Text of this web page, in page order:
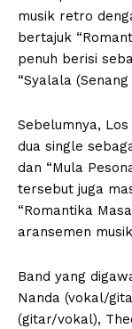
musik retro
bertajuk
penuh berisi
“Syalala
Sebelumnya,
dua single
dan “Mula
tersebut juga
“Romantika
aransemen
Band yang
Nanda (vokal/
(gitar/vokal),